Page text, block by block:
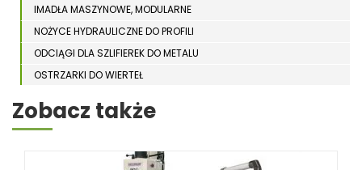
IMADŁA MASZYNOWE, MODULARNE
NOŻYCE HYDRAULICZNE DO PROFILI
ODCIĄGI DLA SZLIFIEREK DO METALU
OSTRZARKI DO WIERTEŁ
PIŁY TAŚMOWE DO METALU
PRASY DO OBRÓBKI PLASTYCZNEJ METALU
Zobacz także